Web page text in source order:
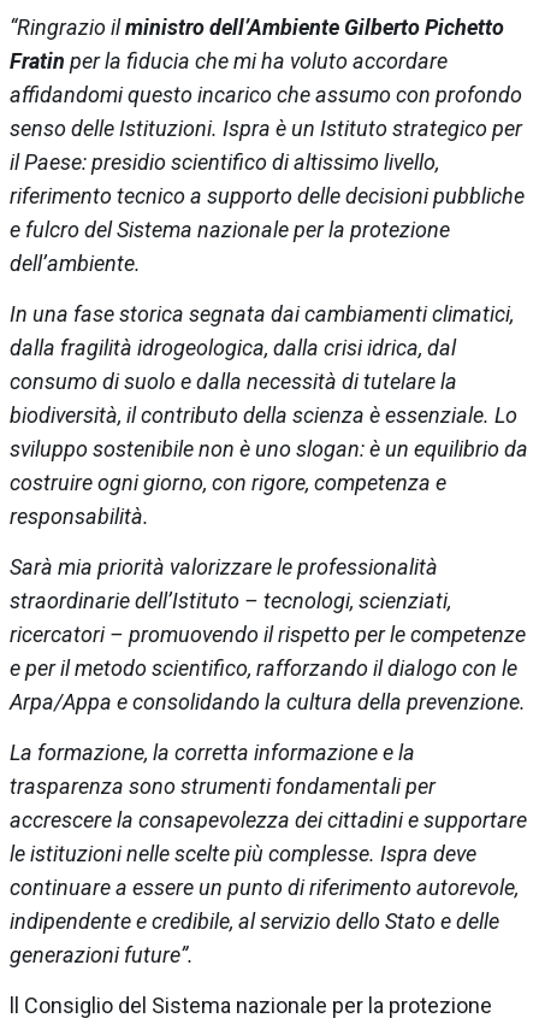
“Ringrazio ilministro dell’Ambiente Gilberto Pichetto
Fratin per la fiducia che mi ha voluto accordare
affidandomi questo incarico che assumo con profondo
senso delle Istituzioni. Ispra è un Istituto strategico per
il Paese: presidio scientifico di altissimo livello,
riferimento tecnico a supporto delle decisioni pubbliche
e fulcro del Sistema nazionale per la protezione
dell’ambiente.
In una fase storica segnata dai cambiamenti climatici,
dalla fragilità idrogeologica, dalla crisi idrica, dal
consumo di suolo e dalla necessità di tutelare la
biodiversità, il contributo della scienza è essenziale. Lo
sviluppo sostenibile non è uno slogan: è un equilibrio da
costruire ogni giorno, con rigore, competenza e
responsabilità.
Sarà mia priorità valorizzare le professionalità
straordinarie dell’Istituto – tecnologi, scienziati,
ricercatori – promuovendo il rispetto per le competenze
e per il metodo scientifico, rafforzando il dialogo con le
Arpa/Appa e consolidando la cultura della prevenzione.
La formazione, la corretta informazione e la
trasparenza sono strumenti fondamentali per
accrescere la consapevolezza dei cittadini e supportare
le istituzioni nelle scelte più complesse. Ispra deve
continuare a essere un punto di riferimento autorevole,
indipendente e credibile, al servizio dello Stato e delle
generazioni future”.
ll Consiglio del Sistema nazionale per la protezione